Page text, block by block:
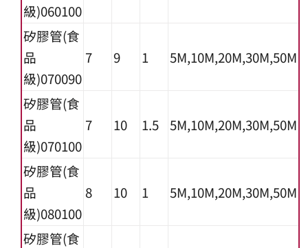
級)060100
矽膠管(食
品
級)070090
7 9 1 5M,10M,20M,30M,50M
矽膠管(食
品
級)070100
7 10 1.5 5M,10M,20M,30M,50M
矽膠管(食
品
級)080100
8 10 1 5M,10M,20M,30M,50M
矽膠管(食